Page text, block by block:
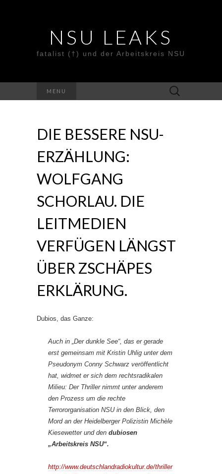
NSU LEAKS
fatalist (†) und der Arbeitskreis NSU
MENU
Suche
nach:
DIE BESSERE NSU-
ERZÄHLUNG:
WOLFGANG
SCHORLAU. DIE
LEITMEDIEN
VERFÜGEN LÄNGST
ÜBER ZSCHÄPES
ERKLÄRUNG.
Dubios, das Ganze:
Auch in „Der dunkle See“, das er gerade
erst gemeinsam mit Kristin Uhlig unter dem
Pseudonym Conny Schwarz veröffentlicht
hat, widmet er sich dem rechtsradikalen
Milieu: Der Thriller nimmt unter anderem
den Prozess um die rechte
Terrororganisation NSU in den Blick, den
Mord an der Heidelberger Polizistin Michèle
Kiesewetter und den dubiosen
„Arbeitskreis NSU“.
http://www.deutschlandradiokultur.de/thriller